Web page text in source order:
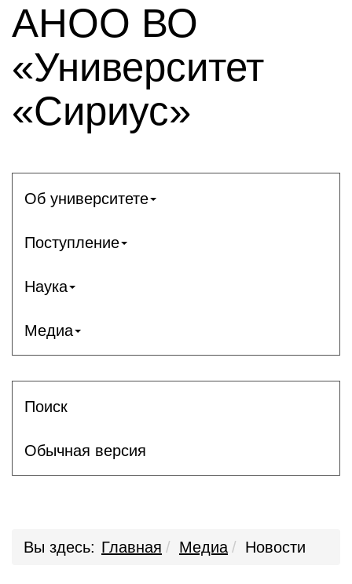
АНОО ВО
«Университет
«Сириус»
Об университете
Поступление
Наука
Медиа
Поиск
Обычная версия
Вы здесь: Главная Медиа Новости